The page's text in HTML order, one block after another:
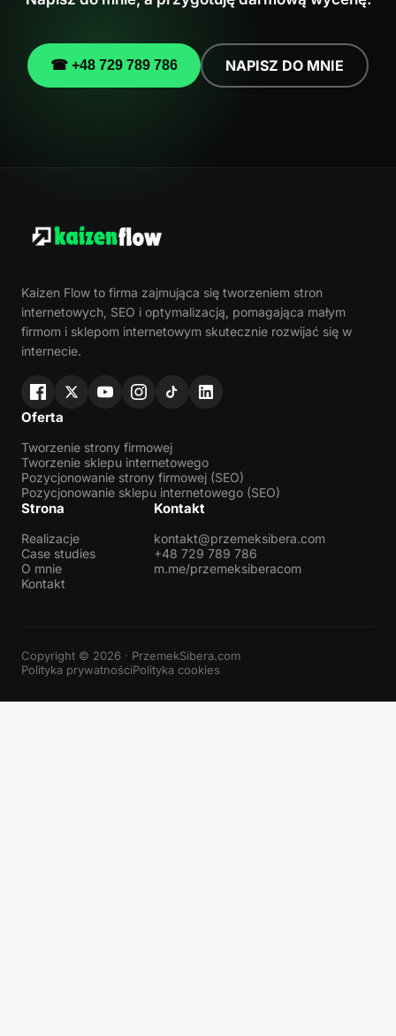
☎ +48 729 789 786 NAPISZ DO MNIE
Kaizen Flow to firma zajmująca się tworzeniem stron
internetowych, SEO i optymalizacją, pomagająca małym
firmom i sklepom internetowym skutecznie rozwijać się w
internecie.
Oferta
Tworzenie strony firmowej
Tworzenie sklepu internetowego
Pozycjonowanie strony firmowej (SEO)
Pozycjonowanie sklepu internetowego (SEO)
Strona
Realizacje
Case studies
O mnie
Kontakt
Kontakt
kontakt@przemeksibera.com
+48 729 789 786
m.me/przemeksiberacom
Copyright © 2026 · PrzemekSibera.com
Polityka prywatnościPolityka cookies